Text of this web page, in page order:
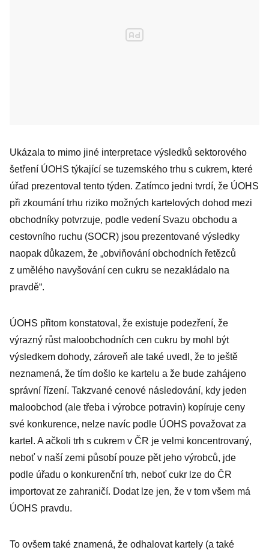
Ukázala to mimo jiné interpretace výsledků sektorového
šetření ÚOHS týkající se tuzemského trhu s cukrem, které
úřad prezentoval tento týden. Zatímco jedni tvrdí, že ÚOHS
při zkoumání trhu riziko možných kartelových dohod mezi
obchodníky potvrzuje, podle vedení Svazu obchodu a
cestovního ruchu (SOCR) jsou prezentované výsledky
naopak důkazem, že „obviňování obchodních řetězců
z umělého navyšování cen cukru se nezakládalo na
pravdě“.
ÚOHS přitom konstatoval, že existuje podezření, že
výrazný růst maloobchodních cen cukru by mohl být
výsledkem dohody, zároveň ale také uvedl, že to ještě
neznamená, že tím došlo ke kartelu a že bude zahájeno
správní řízení. Takzvané cenové následování, kdy jeden
maloobchod (ale třeba i výrobce potravin) kopíruje ceny
své konkurence, nelze navíc podle ÚOHS považovat za
kartel. A ačkoli trh s cukrem v ČR je velmi koncentrovaný,
neboť v naší zemi působí pouze pět jeho výrobců, jde
podle úřadu o konkurenční trh, neboť cukr lze do ČR
importovat ze zahraničí. Dodat lze jen, že v tom všem má
ÚOHS pravdu.
To ovšem také znamená, že odhalovat kartely (a také